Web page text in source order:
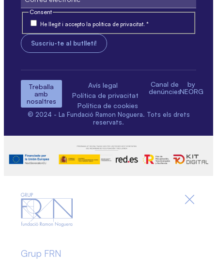
Consent
He llegit i accepto la política de privacitat. *
Treballa
amb
nosaltres
Avís legal
Política de privacitat
Política de cookies
Canal de
denúncies
by
NEORG
© 2024 - La Fundació Ramon Noguera. Tots els drets
reservats.
Grup FRN